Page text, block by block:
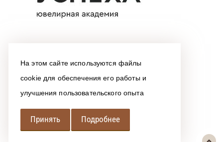
На этом сайте используются файлы
cookie для обеспечения его работы и
улучшения пользовательского опыта
Принять Подробнее